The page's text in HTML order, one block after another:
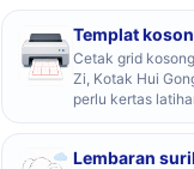
Templat
Cetak grid
Zi, Kotak Hui
perlu kertas
Lembaran